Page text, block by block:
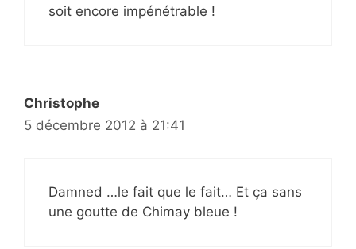
soit encore impénétrable !
Christophe
5 décembre 2012 à 21:41
Damned …le fait que le fait… Et ça sans
une goutte de Chimay bleue !